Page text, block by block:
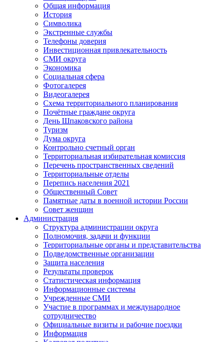
Общая информация
История
Символика
Экстренные службы
Телефоны доверия
Инвестиционная привлекательность
СМИ округа
Экономика
Социальная сфера
Фотогалерея
Видеогалерея
Схема территориального планирования
Почётные граждане округа
День Шпаковского района
Туризм
Дума округа
Контрольно счетный орган
Территориальная избирательная комиссия
Перечень пространственных сведений
Территориальные отделы
Перепись населения 2021
Общественный Совет
Памятные даты в военной истории России
Совет женщин
Администрация
Структура администрации округа
Полномочия, задачи и функции
Территориальные органы и представительства
Подведомственные организации
Защита населения
Результаты проверок
Статистическая информация
Информационные системы
Учрежденные СМИ
Участие в программах и международное
сотрудничество
Официальные визиты и рабочие поездки
Информация